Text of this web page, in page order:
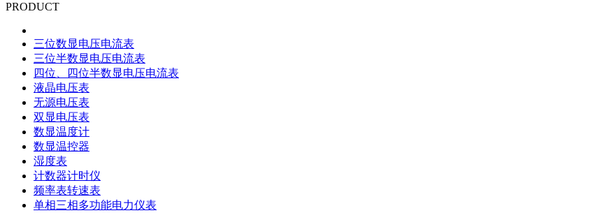
PRODUCT
三位数显电压电流表
三位半数显电压电流表
四位、四位半数显电压电流表
液晶电压表
无源电压表
双显电压表
数显温度计
数显温控器
湿度表
计数器计时仪
频率表转速表
单相三相多功能电力仪表